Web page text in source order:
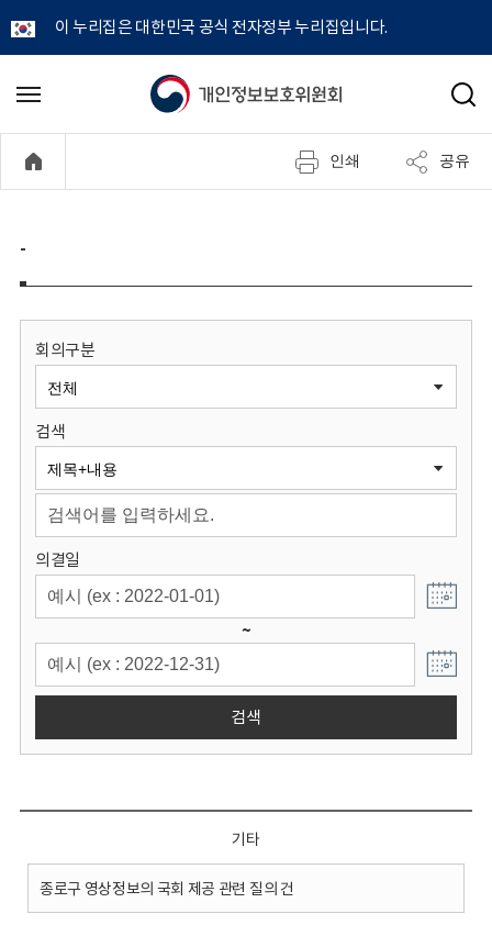
이 누리집은 대한민국 공식 전자정부 누리집입니다.
개
정
보
원
회
메
기
검
인쇄 공유
-
회의구분
검색
의결일
~
검색
기타
종로구 영상정보의 국회 제공 관련 질의 건